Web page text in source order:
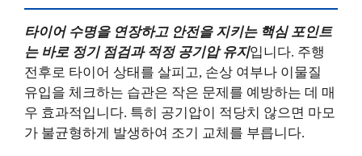
타이어 수명을 연장하고 안전을 지키는 핵심 포인트
는 바로 정기 점검과 적정 공기압 유지입니다. 주행
전후로 타이어 상태를 살피고, 손상 여부나 이물질
유입을 체크하는 습관은 작은 문제를 예방하는 데 매
우 효과적입니다. 특히 공기압이 적당치 않으면 마모
가 불균형하게 발생하여 조기 교체를 부릅니다.